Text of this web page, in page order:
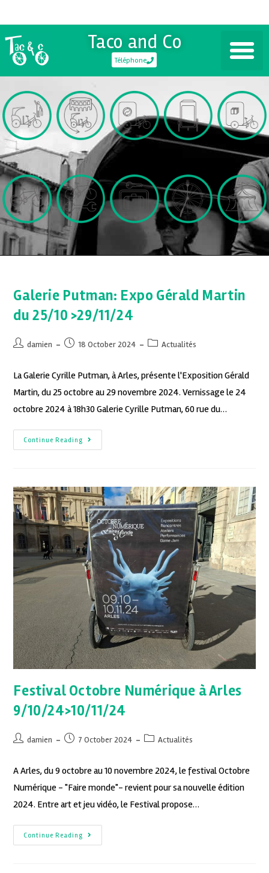
Taco and Co
Téléphone
Galerie Putman: Expo Gérald Martin
du 25/10 >29/11/24
damien 18 October 2024 Actualités
La Galerie Cyrille Putman, à Arles, présente l'Exposition Gérald
Martin, du 25 octobre au 29 novembre 2024. Vernissage le 24
octobre 2024 à 18h30 Galerie Cyrille Putman, 60 rue du…
Continue Reading
Festival Octobre Numérique à Arles
9/10/24>10/11/24
damien 7 October 2024 Actualités
A Arles, du 9 octobre au 10 novembre 2024, le festival Octobre
Numérique - "Faire monde"- revient pour sa nouvelle édition
2024. Entre art et jeu vidéo, le Festival propose…
Continue Reading